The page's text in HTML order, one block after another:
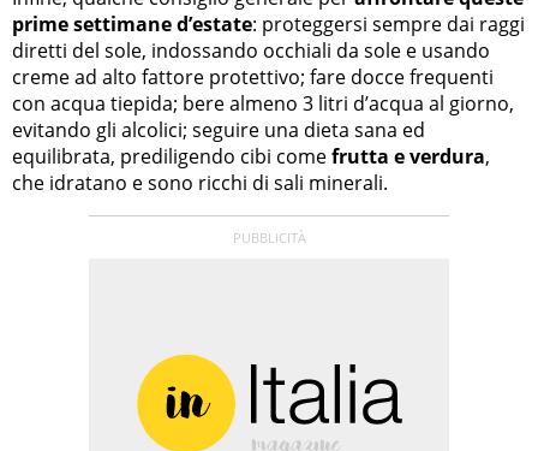
prime settimane d’estate: proteggersi sempre dai raggi
diretti del sole, indossando occhiali da sole e usando
creme ad alto fattore protettivo; fare docce frequenti
con acqua tiepida; bere almeno 3 litri d’acqua al giorno,
evitando gli alcolici; seguire una dieta sana ed
equilibrata, prediligendo cibi comefrutta e verdura,
che idratano e sono ricchi di sali minerali.